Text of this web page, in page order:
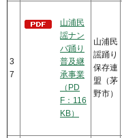
3
7
山浦民
謡ナン
バ踊り
普及継
承事業
（PD
F：116
KB）
山浦民
謡踊り
保存連
盟（茅
野市）